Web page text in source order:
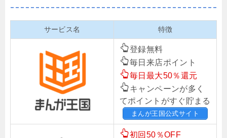
サービス名 特徴
登録無料
毎日来店ポイント
毎日最大50％還元
キャンペーンが多く
てポイントがすぐ貯まる
まんが王国公式サイト
初回50％OFF